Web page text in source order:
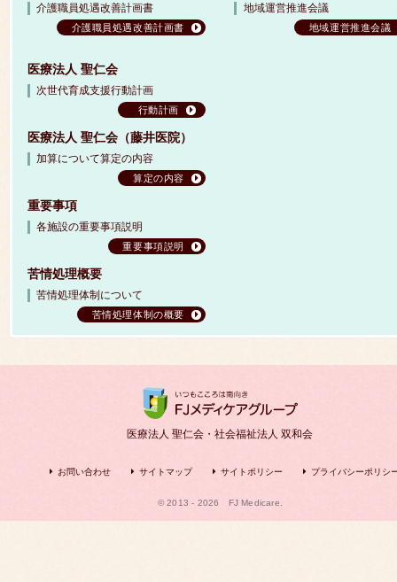
介護職員処遇改善計画書
介護職員処遇改善計画書
地域運営推進会議
地域運営推進会議
医療法人 聖仁会
次世代育成支援行動計画
行動計画
医療法人 聖仁会（藤井医院）
加算について算定の内容
算定の内容
重要事項
各施設の重要事項説明
重要事項説明
苦情処理概要
苦情処理体制について
苦情処理体制の概要
医療法人 聖仁会・社会福祉法人 双和会
お問い合わせ サイトマップ サイトポリシー プライバシーポリシ
© 2013 - 2026 FJ Medicare.